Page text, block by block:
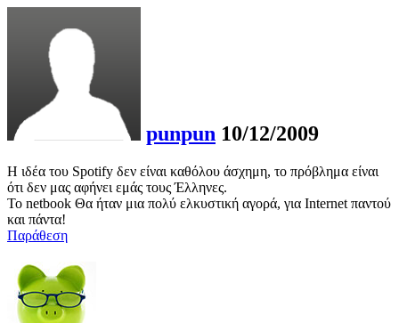
punpun 10/12/2009
Η ιδέα του Spotify δεν είναι καθόλου άσχημη, το πρόβλημα είναι
ότι δεν μας αφήνει εμάς τους Έλληνες.
Το netbook Θα ήταν μια πολύ ελκυστική αγορά, για Internet παντού
και πάντα!
Παράθεση